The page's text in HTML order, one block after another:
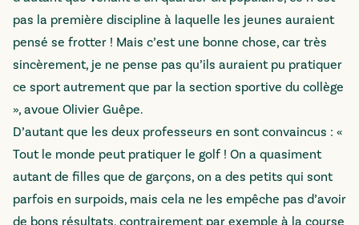
pas la première discipline à laquelle les jeunes auraient
pensé se frotter ! Mais c’est une bonne chose, car très
sincèrement, je ne pense pas qu’ils auraient pu pratiquer
ce sport autrement que par la section sportive du collège
», avoue Olivier Guêpe.
D’autant que les deux professeurs en sont convaincus : «
Tout le monde peut pratiquer le golf ! On a quasiment
autant de filles que de garçons, on a des petits qui sont
parfois en surpoids, mais cela ne les empêche pas d’avoir
de bons résultats, contrairement par exemple à la course